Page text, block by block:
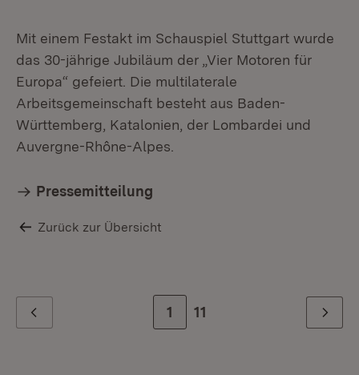
Mit einem Festakt im Schauspiel Stuttgart wurde
das 30-jährige Jubiläum der „Vier Motoren für
Europa“ gefeiert. Die multilaterale
Arbeitsgemeinschaft besteht aus Baden-
Württemberg, Katalonien, der Lombardei und
Auvergne-Rhône-Alpes.
Pressemitteilung
Zurück zur Übersicht
Zur Seite
1 Zur letzten Seite
11 Weiter